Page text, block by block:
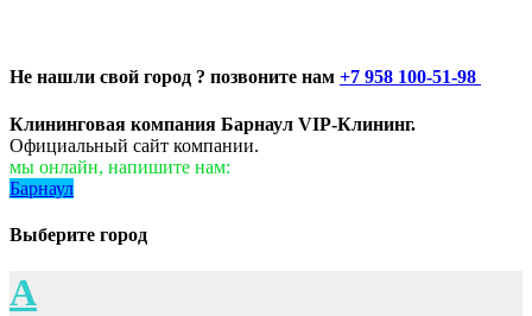
Не нашли свой город ? позвоните нам +7 958 100-51-98
Клининговая компания Барнаул VIP-Клининг.
Официальный сайт компании.
мы онлайн, напишите нам:
Барнаул
Выберите город
А